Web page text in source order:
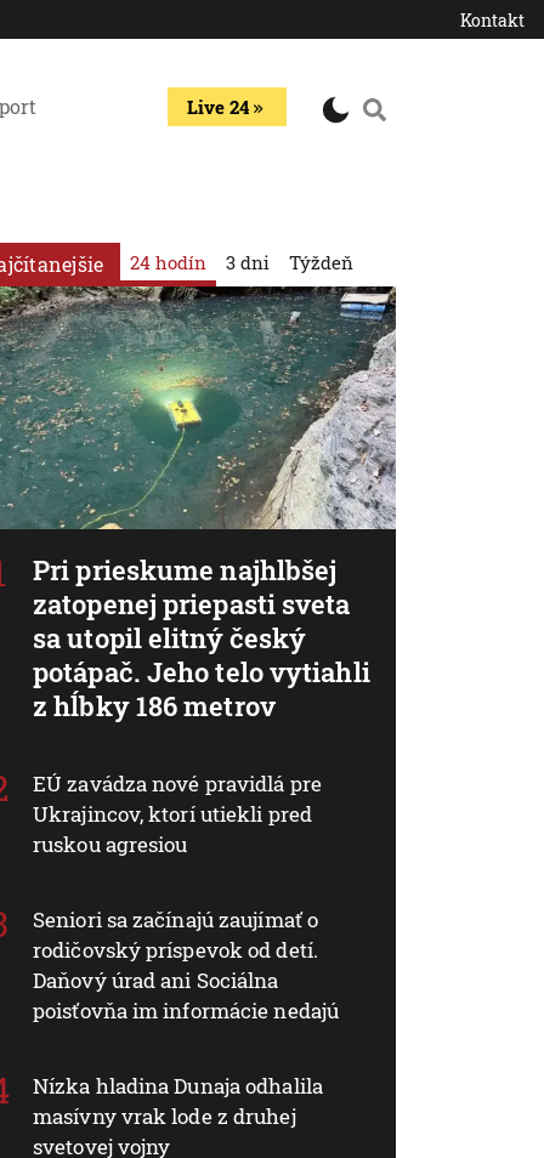
Kontakt
Live 24
24 hodín
Pri prieskume najhlbšej
zatopenej priepasti sveta
sa utopil elitný český
potápač. Jeho telo vytiahli
z hĺbky 186 metrov
EÚ zavádza nové pravidlá pre
Ukrajincov, ktorí utiekli pred
ruskou agresiou
Seniori sa začínajú zaujímať o
rodičovský príspevok od detí.
Daňový úrad ani Sociálna
poisťovňa im informácie nedajú
Nízka hladina Dunaja odhalila
masívny vrak lode z druhej
svetovej vojny
3 dni Týždeň